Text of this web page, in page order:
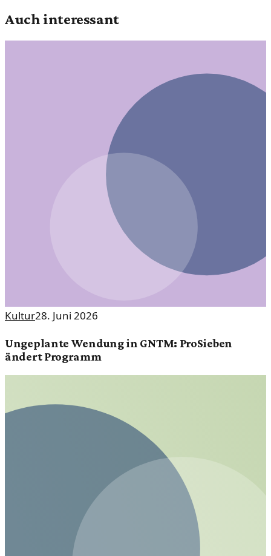
Auch interessant
Kultur28. Juni 2026
Ungeplante Wendung in GNTM: ProSieben
ändert Programm